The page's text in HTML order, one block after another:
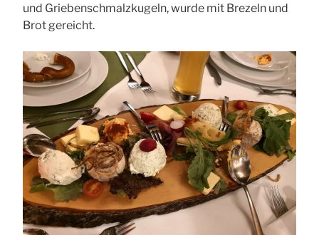
und Griebenschmalzkugeln, wurde mit Brezeln und
Brot gereicht.